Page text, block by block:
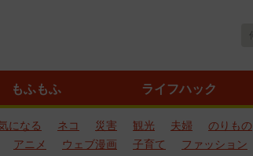
もふもふ ライフハック
になる ネコ 災害 観光 夫婦 のりもの
アニメ ウェブ漫画 子育て ファッション